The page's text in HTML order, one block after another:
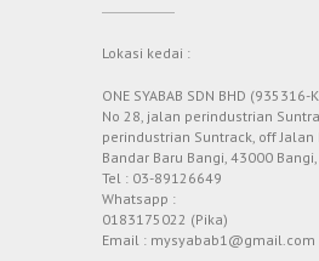
Lokasi kedai :
ONE SYABAB SDN BHD (935316-
No 28, jalan perindustrian
perindustrian Suntrack, off Jalan
Bandar Baru Bangi, 43000
Tel : 03-89126649
Whatsapp :
0183175022 (Pika)
Email : mysyabab1@gmail.com